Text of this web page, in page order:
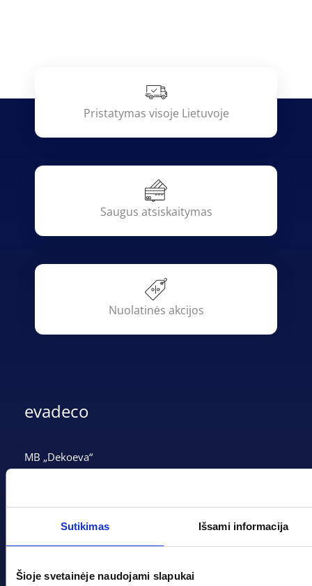
Sutikimas Išsami informacija
Šioje svetainėje naudojami slapukai
Pristatymas visoje Lietuvoje
Saugus atsiskaitymas
Nuolatinės akcijos
evadeco
MB „Dekoeva“
Telefonas:+370 662 41046
Gedimino g. 2, Marijampolė 68308